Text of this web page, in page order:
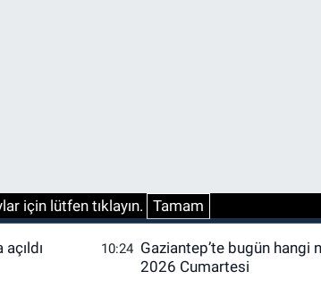
için lütfen tıklayın. Tamam
10:24 Gaziantep’te bugün
2026 Cumartesi